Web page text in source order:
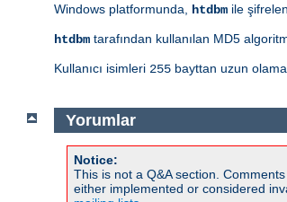
Windows platformunda, htdbm ile
htdbm tarafından kullanılan MD5
Kullanıcı isimleri 255 bayttan uzun
Yorumlar
Notice:
This is not a Q&A section.
either implemented or considered